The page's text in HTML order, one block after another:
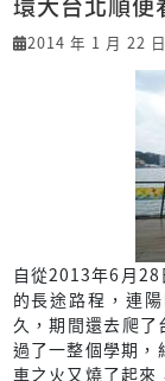
2014 年 1 月 22 日
自從2013年6月
的長途路程，連
久，期間還去爬了
過了一整個學期，
車之火又燒了起來